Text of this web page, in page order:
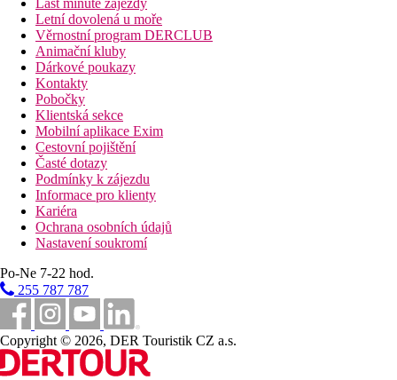
Last minute zájezdy
Letní dovolená u moře
Věrnostní program DERCLUB
Animační kluby
Dárkové poukazy
Kontakty
Pobočky
Klientská sekce
Mobilní aplikace Exim
Cestovní pojištění
Časté dotazy
Podmínky k zájezdu
Informace pro klienty
Kariéra
Ochrana osobních údajů
Nastavení soukromí
Po-Ne 7-22 hod.
255 787 787
Copyright © 2026, DER Touristik CZ a.s.